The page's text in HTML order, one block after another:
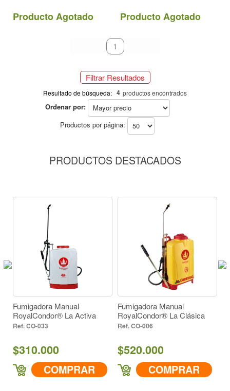
196
Producto Agotado Producto Agotado
anterior
1
Filtrar Resultados
Resultado de búsqueda: 4 productos encontrados
Ordenar por:
Productos por página:
PRODUCTOS DESTACADOS
Fumigadora Manual
RoyalCondor® La Activa
CO-033
$310.000
COMPRAR
Fumigadora Manual
RoyalCondor® La Clásica
Versión Cafetera
CO-006
$520.000
COMPRAR